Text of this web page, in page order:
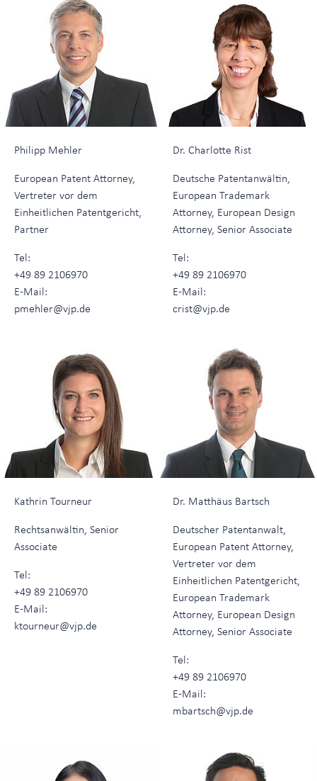
Philipp Mehler
European Patent Attorney,
Vertreter vor dem
Einheitlichen Patentgericht,
Partner
Tel:
+49 89 2106970
E-Mail:
pmehler@vjp.de
Dr. Charlotte Rist
Deutsche Patentanwältin,
European Trademark
Attorney, European Design
Attorney, Senior Associate
Tel:
+49 89 2106970
E-Mail:
crist@vjp.de
Kathrin Tourneur
Rechtsanwältin, Senior
Associate
Tel:
+49 89 2106970
E-Mail:
ktourneur@vjp.de
Dr. Matthäus Bartsch
Deutscher Patentanwalt,
European Patent Attorney,
Vertreter vor dem
Einheitlichen Patentgericht,
European Trademark
Attorney, European Design
Attorney, Senior Associate
Tel:
+49 89 2106970
E-Mail:
mbartsch@vjp.de